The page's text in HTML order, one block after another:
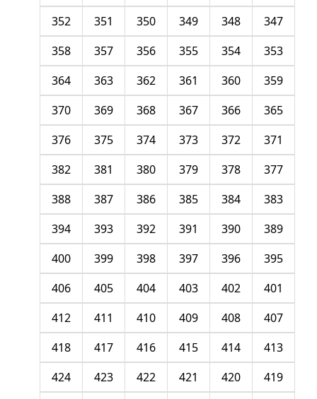
347
348
349
350
351
352
353
354
355
356
357
358
359
360
361
362
363
364
365
366
367
368
369
370
371
372
373
374
375
376
377
378
379
380
381
382
383
384
385
386
387
388
389
390
391
392
393
394
395
396
397
398
399
400
401
402
403
404
405
406
407
408
409
410
411
412
413
414
415
416
417
418
419
420
421
422
423
424